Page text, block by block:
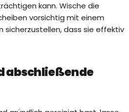
kann. Wische die
vorsichtig mit einem
sicherzustellen, dass sie effektiv
abschließende